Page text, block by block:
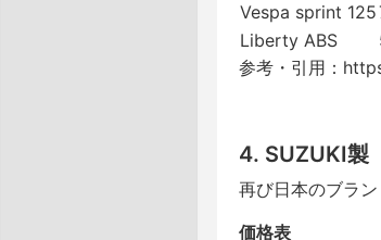
Vespa sprint 125
Liberty ABS
参考・引用：
4. SUZUKI製
再び日本のブラ
価格表